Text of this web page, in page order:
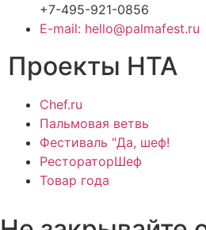
+7-495-921-0856
E-mail: hello@palmafest.ru
Проекты НТА
Chef.ru
Пальмовая ветвь
Фестиваль "Да, шеф!
РестораторШеф
Товар года